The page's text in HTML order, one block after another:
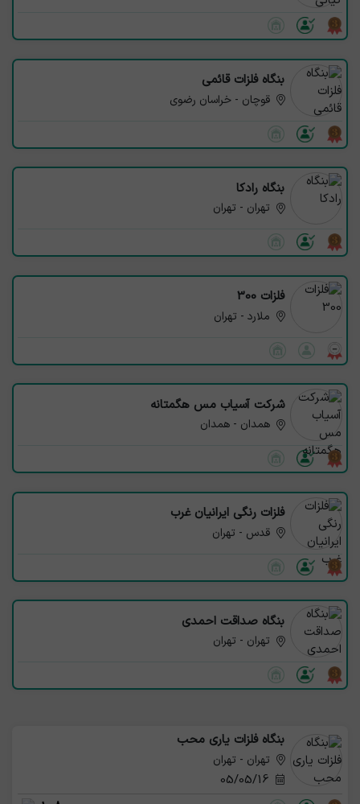
بنگاه فلزات قائمی
قوچان - خراسان رضوی
بنگاه رادکا
تهران - تهران
فلزات 300
ملارد - تهران
شرکت آسیاب مس هگمتانه
همدان - همدان
فلزات رنگی ایرانیان غرب
قدس - تهران
بنگاه صداقت احمدی
تهران - تهران
بنگاه فلزات یاری محب
تهران - تهران
05/05/16